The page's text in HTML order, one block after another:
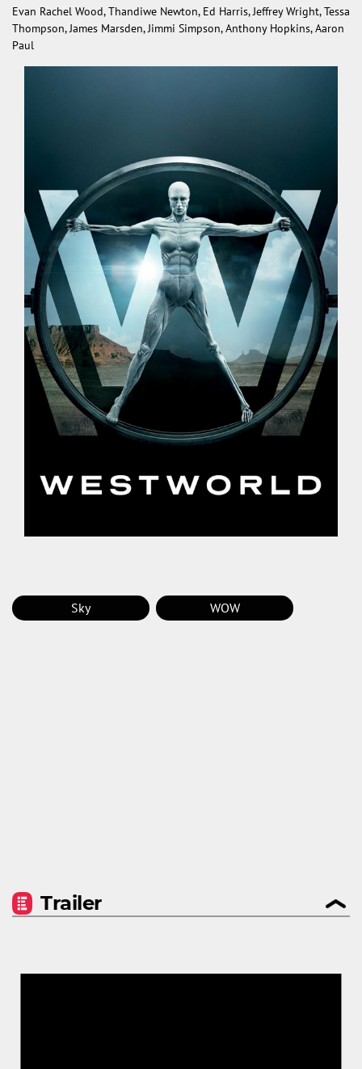
Evan Rachel Wood, Thandiwe Newton, Ed Harris, Jeffrey Wright, Tessa
Thompson, James Marsden, Jimmi Simpson, Anthony Hopkins, Aaron
Paul
Sky WOW
Trailer